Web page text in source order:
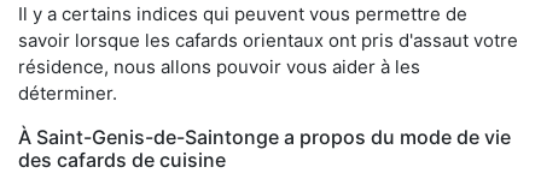
Il y a certains indices qui peuvent vous permettre de
savoir lorsque les cafards orientaux ont pris d'assaut votre
résidence, nous allons pouvoir vous aider à les
déterminer.
À Saint-Genis-de-Saintonge a propos du mode de vie
des cafards de cuisine